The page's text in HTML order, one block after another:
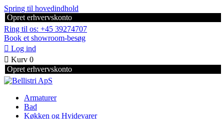
Spring til hovedindhold
Opret erhvervskonto
Ring til os: +45 39274707
Book et showroom-besøg
 Log ind
 Kurv 0
Opret erhvervskonto
Armaturer
Bad
Køkken og Hvidevarer